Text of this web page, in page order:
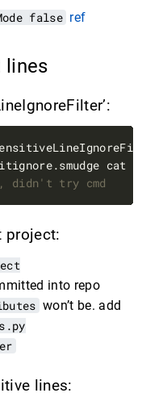
false ref
lines
cat
didn't try cmd
project:
into repo
won’t be. add
lines: